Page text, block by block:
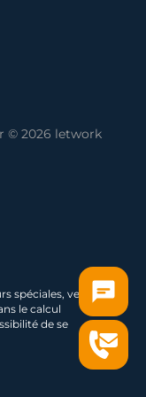
© 2026 letwork
spéciales, verres
le calcul
de se